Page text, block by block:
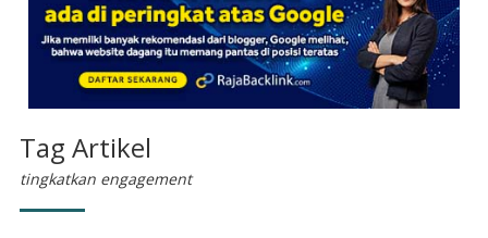
Tag Artikel
tingkatkan engagement